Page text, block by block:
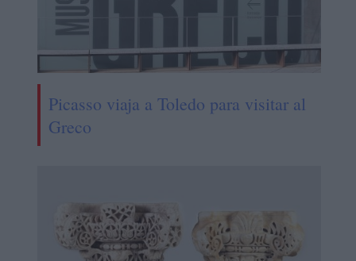
Picasso viaja a Toledo para visitar al
Greco